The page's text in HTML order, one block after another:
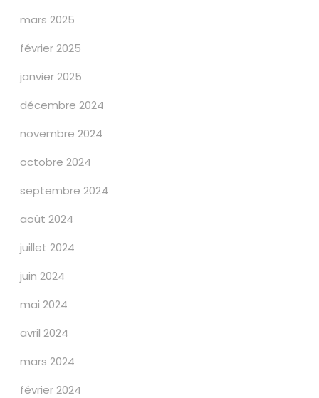
mars 2025
février 2025
janvier 2025
décembre 2024
novembre 2024
octobre 2024
septembre 2024
août 2024
juillet 2024
juin 2024
mai 2024
avril 2024
mars 2024
février 2024